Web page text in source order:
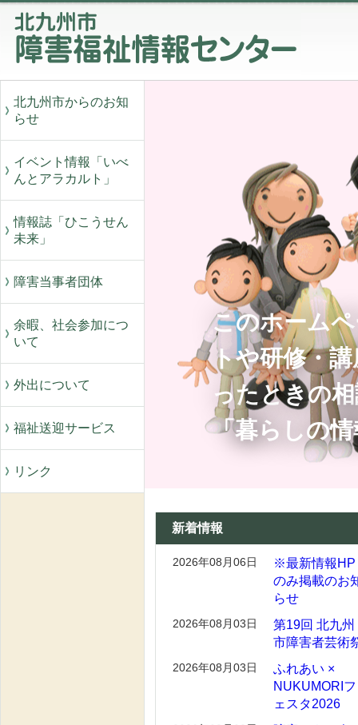
北九州市からのお知
らせ
イベント情報「いべ
んとアラカルト」
情報誌「ひこうせん
未来」
障害当事者団体
余暇、社会参加につ
いて
外出について
福祉送迎サービス
リンク
このホーム
トや研修・
ったときの
「暮らしの
新着情報
2026年08月06日
※最新情報HP
のみ掲載のお
らせ
2026年08月03日
第19回 北九州
市障害者芸術
2026年08月03日
ふれあい ×
NUKUMORIフ
ェスタ2026